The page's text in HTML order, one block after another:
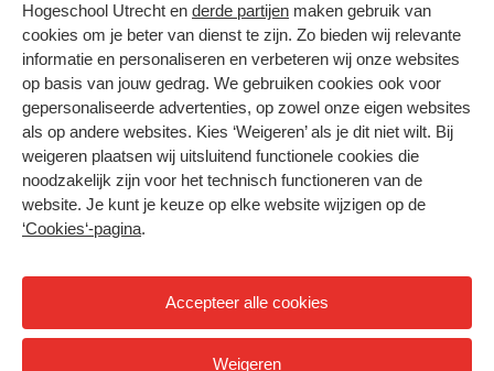
Hogeschool Utrecht en derde partijen maken gebruik van
cookies om je beter van dienst te zijn. Zo bieden wij relevante
informatie en personaliseren en verbeteren wij onze websites
op basis van jouw gedrag. We gebruiken cookies ook voor
gepersonaliseerde advertenties, op zowel onze eigen websites
als op andere websites. Kies ‘Weigeren’ als je dit niet wilt. Bij
weigeren plaatsen wij uitsluitend functionele cookies die
noodzakelijk zijn voor het technisch functioneren van de
website. Je kunt je keuze op elke website wijzigen op de
‘Cookies‘-pagina.
Accepteer alle cookies
Weigeren
Contact
Master
Post-master
Studiekeuze deeltijd
HU Bibliotheek
HU Ontwikkelt
Duurzame HU
Intranet
Trajectum
Hier komt alles samen
Colofon
Privacy
Cookies
Nieuwsbrief
Hoog contrast